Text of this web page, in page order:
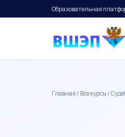
Образовательная
Главная / Все курсы /